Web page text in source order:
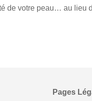
de votre peau… au lieu
Pages